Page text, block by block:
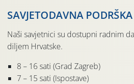
SAVJETODAVNA PODRŠKA
Naši savjetnici su dostupni radnim
diljem Hrvatske.
8 – 16 sati (Grad Zagreb)
7 – 15 sati (Ispostave)